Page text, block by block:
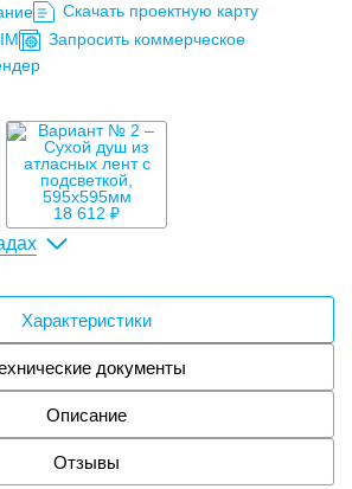
Скачать проектную карту
Запросить коммерческое
18 612 ₽
Характеристики
документы
Описание
Отзывы